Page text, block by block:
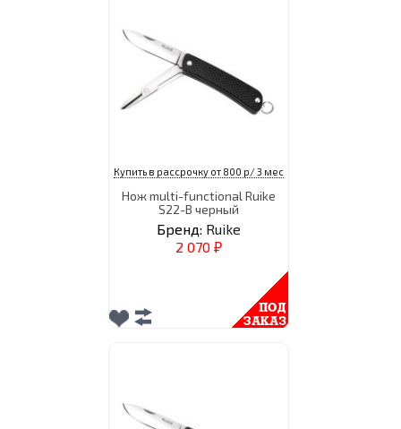
Купить в рассрочку от 800 р/ 3 мес
Нож multi-functional Ruike
S22-B черный
Бренд: Ruike
2 070 ₽